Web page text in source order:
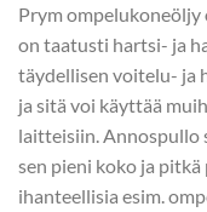
Prym ompelukoneöljy
on taatusti hartsi- ja
täydellisen voitelu- ja
ja sitä voi käyttää
laitteisiin. Annospullo
sen pieni koko ja
ihanteellisia esim.